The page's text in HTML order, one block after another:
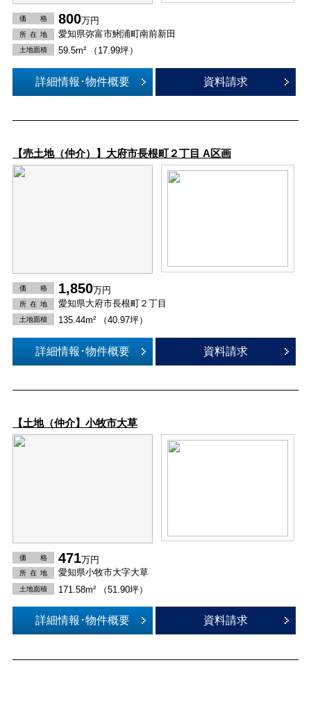
価 格 800万円
所在 地 愛知県弥富市鯏浦町南前新田
土地面積 59.5m² （17.99坪）
詳細情報･物件概要 資料請求
【売土地（仲介）】大府市長根町２丁目 A区画
価 格 1,850万円
所在 地 愛知県大府市長根町２丁目
土地面積 135.44m² （40.97坪）
詳細情報･物件概要 資料請求
【土地（仲介】小牧市大草
価 格 471万円
所在 地 愛知県小牧市大字大草
土地面積 171.58m² （51.90坪）
詳細情報･物件概要 資料請求